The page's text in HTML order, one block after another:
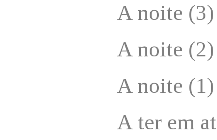
A noite (3)
A noite (2)
A noite (1)
A ter em